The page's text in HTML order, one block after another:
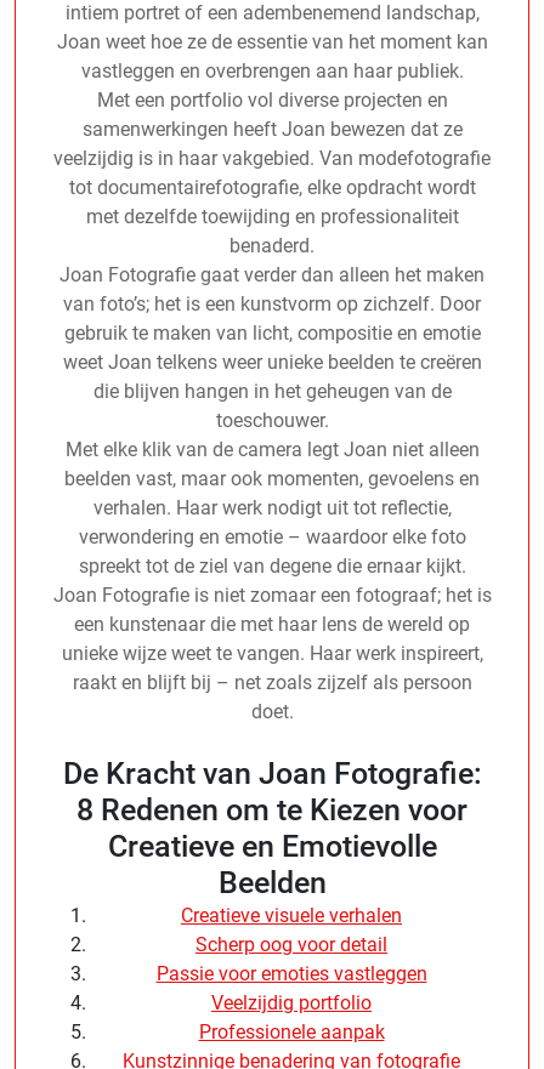
intiem portret of een adembenemend landschap,
Joan weet hoe ze de essentie van het moment kan
vastleggen en overbrengen aan haar publiek.
Met een portfolio vol diverse projecten en
samenwerkingen heeft Joan bewezen dat ze
veelzijdig is in haar vakgebied. Van modefotografie
tot documentairefotografie, elke opdracht wordt
met dezelfde toewijding en professionaliteit
benaderd.
Joan Fotografie gaat verder dan alleen het maken
van foto’s; het is een kunstvorm op zichzelf. Door
gebruik te maken van licht, compositie en emotie
weet Joan telkens weer unieke beelden te creëren
die blijven hangen in het geheugen van de
toeschouwer.
Met elke klik van de camera legt Joan niet alleen
beelden vast, maar ook momenten, gevoelens en
verhalen. Haar werk nodigt uit tot reflectie,
verwondering en emotie – waardoor elke foto
spreekt tot de ziel van degene die ernaar kijkt.
Joan Fotografie is niet zomaar een fotograaf; het is
een kunstenaar die met haar lens de wereld op
unieke wijze weet te vangen. Haar werk inspireert,
raakt en blijft bij – net zoals zijzelf als persoon
doet.
De Kracht van Joan Fotografie:
8 Redenen om te Kiezen voor
Creatieve en Emotievolle
Beelden
Creatieve visuele verhalen
Scherp oog voor detail
Passie voor emoties vastleggen
Veelzijdig portfolio
Professionele aanpak
Kunstzinnige benadering van fotografie